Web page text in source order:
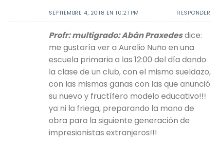
SEPTIEMBRE 4, 2018 EN 10:21 PM RESPONDER
Profr: multigrado: Abán Praxedesdice:
me gustaría ver a Aurelio Nuño en una
escuela primaria a las 12:00 del día dando
la clase de un club, con el mismo sueldazo,
con las mismas ganas con las que anunció
su nuevo y fructífero modelo educativo!!!
ya ni la friega, preparando la mano de
obra para la siguiente generación de
impresionistas extranjeros!!!